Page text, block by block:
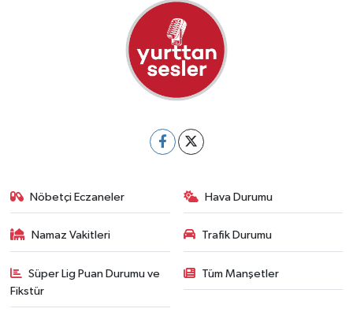
Nöbetçi Eczaneler Hava Durumu
Namaz Vakitleri Trafik Durumu
Süper Lig Puan Durumu ve
Fikstür
Tüm Manşetler